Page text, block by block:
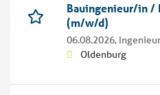
Bauingenieur/in /
(m/w/d)
06.08.2026,
Oldenburg